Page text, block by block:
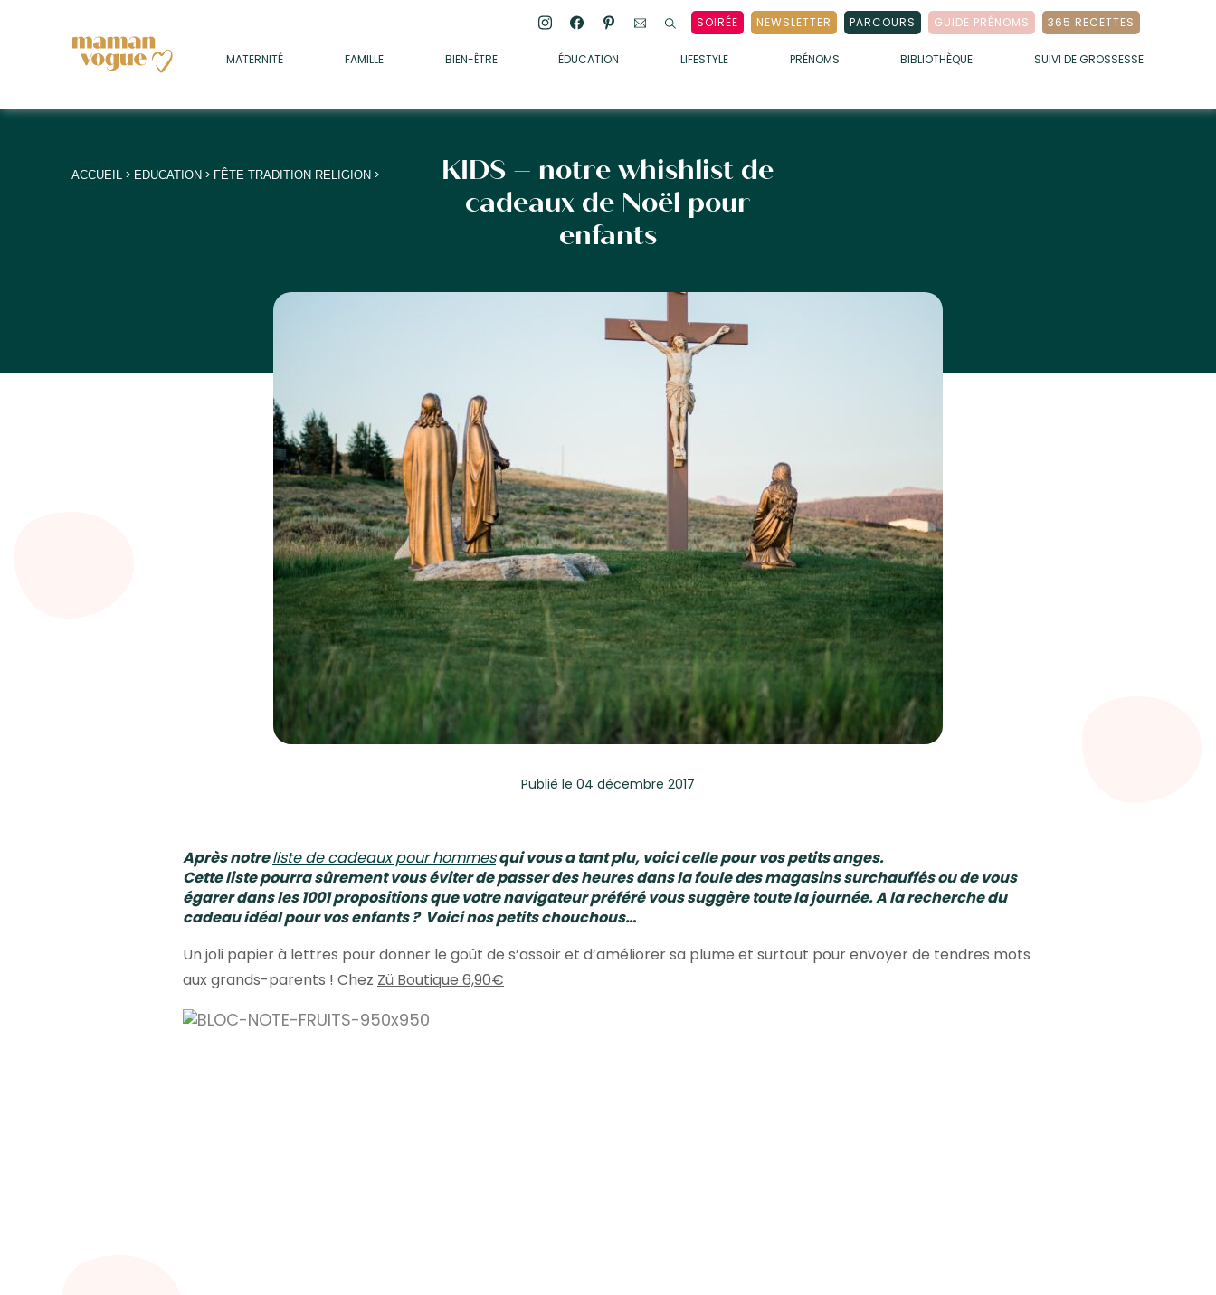
SOIRÉE NEWSLETTER PARCOURS GUIDE PRÉNOMS 365 RECETTES
MATERNITÉ FAMILLE BIEN-ÊTRE ÉDUCATION LIFESTYLE PRÉNOMS BIBLIOTHÈQUE SUIVI DE GROSSESSE
• SOMMEIL
• MÉDECINE DOUCE
+
+
ACCUEIL> EDUCATION> FÊTE TRADITION RELIGION>
KIDS – notre whishlist de
cadeaux de Noël pour
enfants
Publié le 04 décembre 2017
Après notreliste de cadeaux pour hommesqui vous a tant plu, voici celle pour vos petits anges.
Cette liste pourra sûrement vous éviter de passer des heures dans la foule des magasins surchauffés ou de vous
égarer dans les 1001 propositions que votre navigateur préféré vous suggère toute la journée. A la recherche du
cadeau idéal pour vos enfants ? Voici nos petits chouchous…
Un joli papier à lettres pour donner le goût de s’assoir et d’améliorer sa plume et surtout pour envoyer de tendres mots
aux grands-parents ! Chez Zü Boutique 6,90€